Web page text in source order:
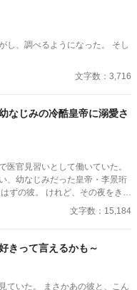
し、調べるようになった。 そし
文字数：3,716
なじみの冷酷皇帝に溺愛さ
医官見習いとして働いていた。
、幼なじみだった皇帝・李景珩
皇帝が、
。
文字数：15,184
きって言えるかも～
ていた。 まさかあの彼と、こん